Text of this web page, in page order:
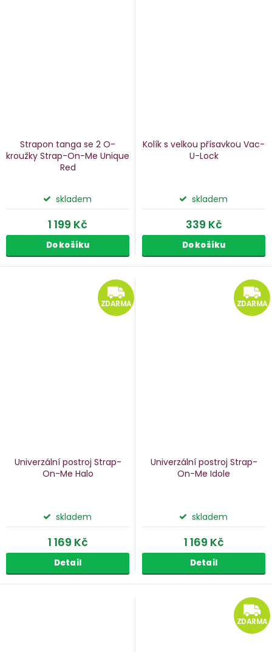
Strapon tanga se 2 O-
kroužky Strap-On-Me Unique
Red
skladem
1 199 Kč
Do košíku
Kolík s velkou přísavkou Vac-
U-Lock
skladem
339 Kč
Do košíku
ZDARMA
ZDARMA
Univerzální postroj Strap-
On-Me Halo
skladem
1 169 Kč
Detail
ZDARMA
Univerzální postroj Strap-
On-Me Idole
skladem
1 169 Kč
Detail
ZDARMA